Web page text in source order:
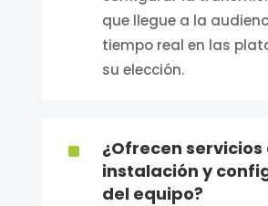
que llegue a la
tiempo real en las
su elección.
^
¿Ofrecen servicios
instalación y
del equipo?